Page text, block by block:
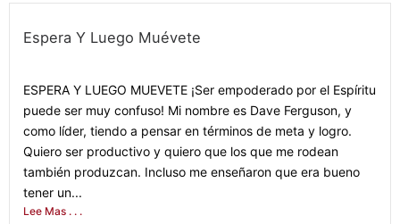
Espera Y Luego Muévete
ESPERA Y LUEGO MUEVETE ¡Ser empoderado por el Espíritu
puede ser muy confuso! Mi nombre es Dave Ferguson, y
como líder, tiendo a pensar en términos de meta y logro.
Quiero ser productivo y quiero que los que me rodean
también produzcan. Incluso me enseñaron que era bueno
tener un...
Lee Mas . . .